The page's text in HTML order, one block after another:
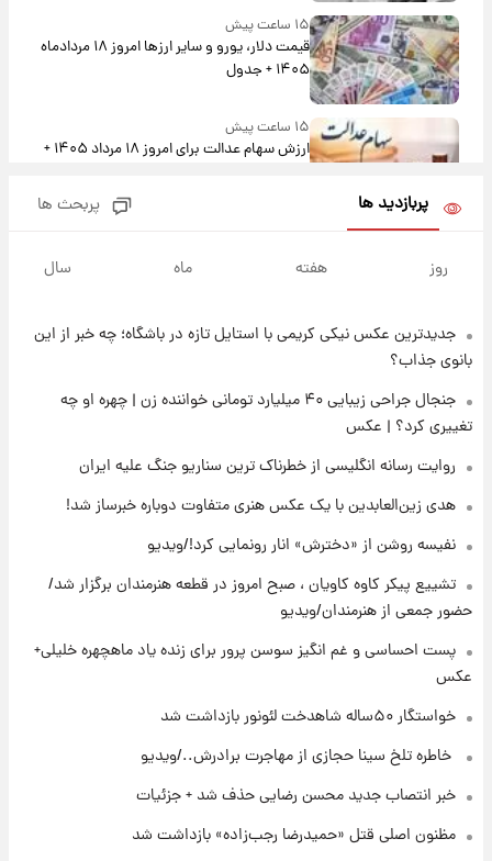
۱۵ ساعت پیش
قیمت دلار، یورو و سایر ارزها امروز ۱۸ مردادماه
۱۴۰۵ + جدول
۱۵ ساعت پیش
ارزش سهام عدالت برای امروز ۱۸ مرداد ۱۴۰۵ +
دل صحرا + عکس
۱۷ ساعت پیش
خبر انتصاب جدید محسن رضایی حذف شد +
جزئیات
۱۹ ساعت پیش
پست جدید محسن رضایی در شورای عالی امنیت
ملی
۲۲ ساعت پیش
آتش‌سوزی در لوناپارک شیراز؛ آخرین وضعیت
خواستگار ۵۰ساله شاهدخت لئونور بازداشت شد
پربازدید ها پربحث ها
روز هفته ماه سال
جدیدترین عکس نیکی کریمی با استایل تازه در باشگاه؛ چه خبر از این
بانوی جذاب؟
جنجال جراحی زیبایی ۴۰ میلیارد تومانی خواننده زن | چهره او چه
تغییری کرد؟ | عکس
روایت رسانه انگلیسی از خطرناک ترین سناریو جنگ علیه ایران
هدی زین‌العابدین با یک عکس هنری متفاوت دوباره خبرساز شد!
نفیسه روشن از «دخترش» انار رونمایی کرد!/ویدیو
تشییع پیکر کاوه کاویان ، صبح امروز در قطعه هنرمندان برگزار شد/
حضور جمعی از هنرمندان/ویدیو
پست احساسی و غم انگیز سوسن پرور برای زنده یاد ماهچهره خلیلی+
عکس
خواستگار ۵۰ساله شاهدخت لئونور بازداشت شد
⁨ خاطره تلخ سینا حجازی از مهاجرت برادرش../ویدیو
خبر انتصاب جدید محسن رضایی حذف شد + جزئیات
مظنون اصلی قتل «حمیدرضا رجب‌زاده» بازداشت شد